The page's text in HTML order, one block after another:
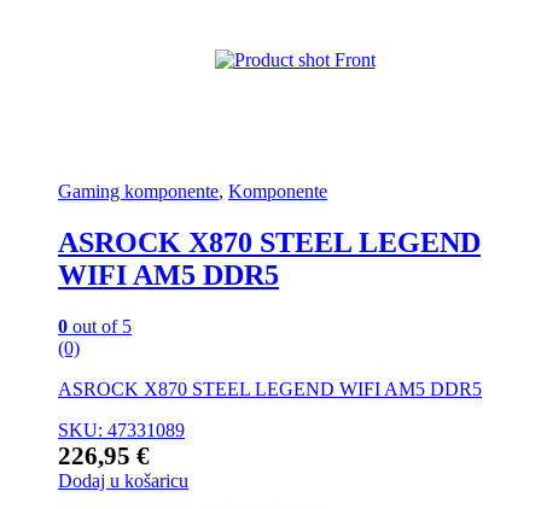
Gaming komponente, Komponente
ASROCK X870 STEEL LEGEND
WIFI AM5 DDR5
0 out of 5
(0)
ASROCK X870 STEEL LEGEND WIFI AM5 DDR5
SKU: 47331089
226,95 €
Dodaj u košaricu